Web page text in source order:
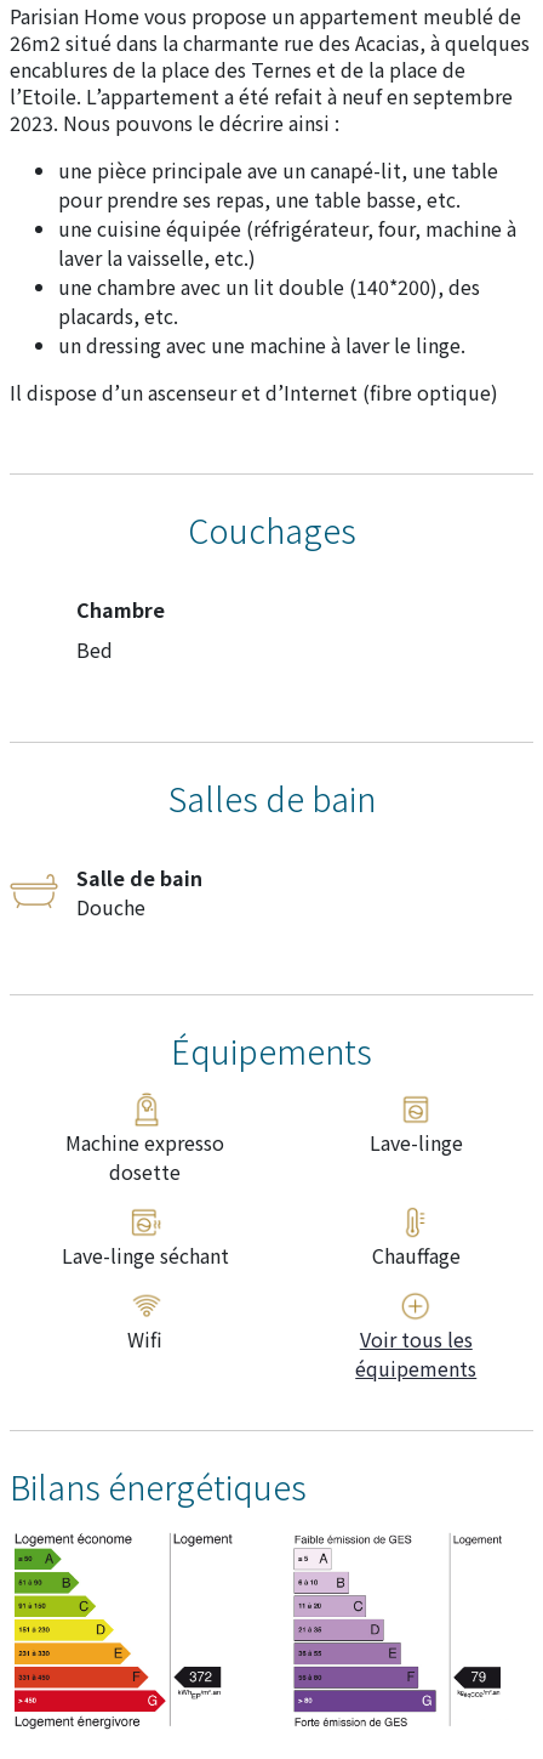
Parisian Home vous propose un appartement meublé de
26m2 situé dans la charmante rue des Acacias, à quelques
encablures de la place des Ternes et de la place de
l’Etoile. L’appartement a été refait à neuf en septembre
2023. Nous pouvons le décrire ainsi :
une pièce principale ave un canapé-lit, une table
pour prendre ses repas, une table basse, etc.
une cuisine équipée (réfrigérateur, four, machine à
laver la vaisselle, etc.)
une chambre avec un lit double (140*200), des
placards, etc.
un dressing avec une machine à laver le linge.
Il dispose d’un ascenseur et d’Internet (fibre optique)
Couchages
Chambre
Bed
Salles de bain
Salle de bain
Douche
Équipements
Machine expresso
dosette
Lave-linge
Lave-linge séchant Chauffage
Wifi
Voir tous les
équipements
Bilans énergétiques